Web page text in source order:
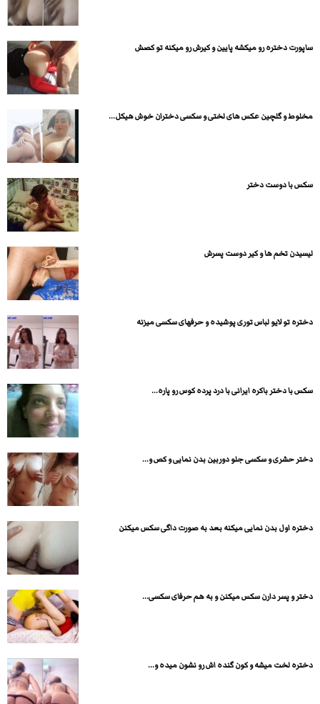
ساپورت دختره رو میکشه پایین و کیرش رو میکنه تو کصش
مخلوط و گلچین عکس های لختی و سکسی دختران خوش هیکل...
سكس با دوست دختر
لیسیدن تخم ها و کیر دوست پسرش
دختره تو لایو لباس توری پوشیده و حرفهای سکسی میزنه
سکس با دختر باکره ایرانی با درد پرده کوس رو پاره...
دختر حشری و سکسی جلو دوربین بدن نمایی و کص و...
دختره اول بدن نمایی میکنه بعد به صورت داگی سکس میکنن
دختر و پسر دارن سکس میکنن و به هم حرفای سکسی...
دختره لخت میشه و کون گنده اش رو نشون میده و...